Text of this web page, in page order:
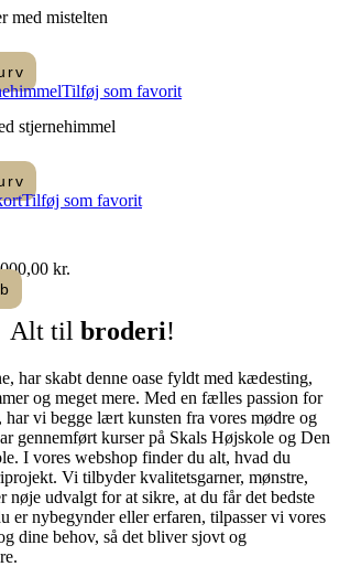
med mistelten
Tilføj som favorit
stjernehimmel
Tilføj som favorit
kr.
2.000,00 kr.
Alt til broderi!​
har skabt denne oase fyldt med kædesting,
og meget mere. Med en fælles passion for
har vi begge lært kunsten fra vores mødre og
gennemført kurser på Skals Højskole og Den
I vores webshop finder du alt, hvad du
Vi tilbyder kvalitetsgarner, mønstre,
udvalgt for at sikre, at du får det bedste
er nybegynder eller erfaren, tilpasser vi vores
dine behov, så det bliver sjovt og